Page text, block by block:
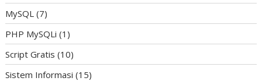
MySQL (7)
PHP MySQLi (1)
Script Gratis (10)
Sistem Informasi (15)